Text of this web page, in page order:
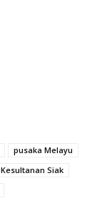
pusaka Melayu
Kesultanan Siak